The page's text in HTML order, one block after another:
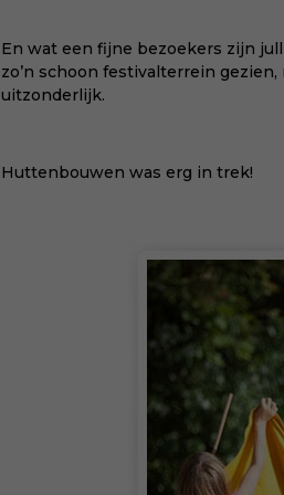
En wat een fijne bezoekers zijn
zo’n schoon festivalterrein
uitzonderlijk.
Huttenbouwen was erg in trek!